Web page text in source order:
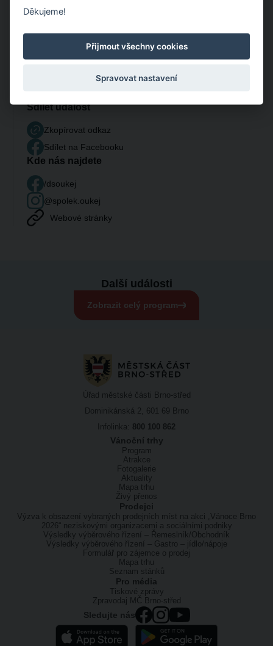
Sdílet událost
Zkopírovat odkaz
Sdílet na Facebooku
Kde nás najdete
/dsoukej
@spolek.oukej
Webové stránky
Další události
Zobrazit celý program
Úřad městské části Brno-střed
Dominikánská 2, 601 69 Brno
Infolinka:
800 100 862
Vánoční trhy
Program
Atrakce
Fotogalerie
Aktuality
Mapa trhu
Živý přenos
Prodejci
Výzva k obsazení vybraných prodejních míst na akci „Vánoce Brno
2026“ neziskovými organizacemi a sociálními podniky
Výsledky výběrového řízení – Řemeslník/Obchodník
Výsledky výběrového řízení – Gastro – jídlo/nápoje
Formulář pro zájemce o prodej
Mapa trhu
Seznam stánků
Pro média
Tiskové zprávy
Zpravodaj MČ Brno-střed
Sledujte nás
Děkujeme!
Přijmout všechny cookies
Spravovat nastavení